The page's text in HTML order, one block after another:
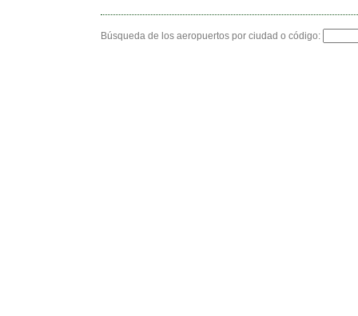
Búsqueda de los aeropuertos por ciudad o código: